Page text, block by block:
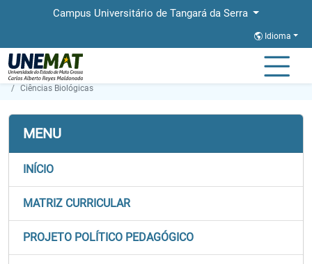
Campus Universitário de Tangará da Serra
Idioma
Página Inicial
Ciências Biológicas
MENU
INÍCIO
MATRIZ CURRICULAR
PROJETO POLÍTICO PEDAGÓGICO